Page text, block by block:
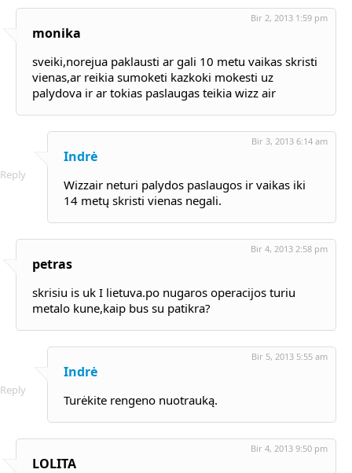
monika
Bir 2, 2013 1:59 pm
sveiki,norejua paklausti ar gali 10 metu vaikas skristi
vienas,ar reikia sumoketi kazkoki mokesti uz
palydova ir ar tokias paslaugas teikia wizz air
Reply
Indrė
Bir 3, 2013 6:14 am
Wizzair neturi palydos paslaugos ir vaikas iki
14 metų skristi vienas negali.
petras
Bir 4, 2013 2:58 pm
skrisiu is uk I lietuva.po nugaros operacijos turiu
metalo kune,kaip bus su patikra?
Reply
Indrė
Bir 5, 2013 5:55 am
Turėkite rengeno nuotrauką.
LOLITA
Bir 4, 2013 9:50 pm